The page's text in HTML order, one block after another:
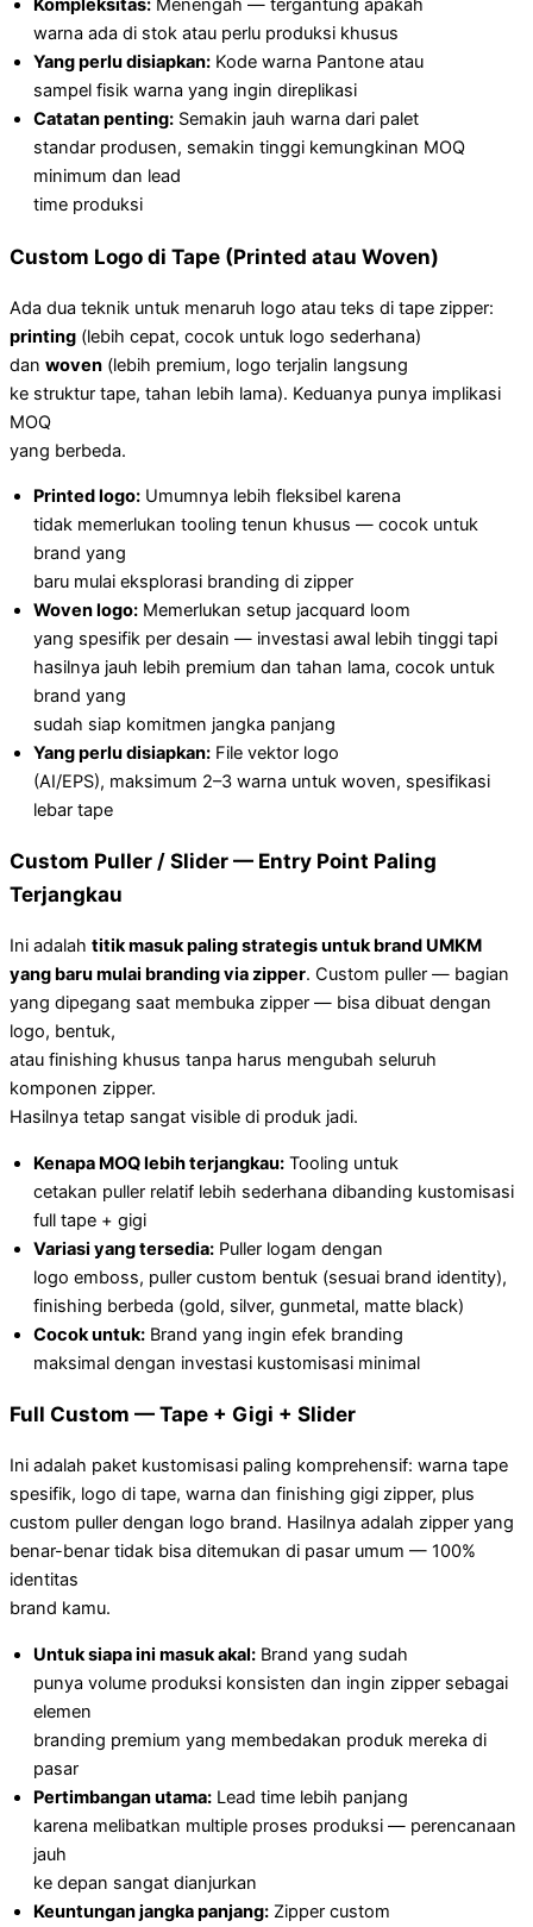
Kompleksitas: Menengah — tergantung apakah
warna ada di stok atau perlu produksi khusus
Yang perlu disiapkan: Kode warna Pantone atau
sampel fisik warna yang ingin direplikasi
Catatan penting: Semakin jauh warna dari palet
standar produsen, semakin tinggi kemungkinan MOQ
minimum dan lead
time produksi
Custom Logo di Tape (Printed atau Woven)
Ada dua teknik untuk menaruh logo atau teks di tape zipper:
printing (lebih cepat, cocok untuk logo sederhana)
dan woven (lebih premium, logo terjalin langsung
ke struktur tape, tahan lebih lama). Keduanya punya implikasi
MOQ
yang berbeda.
Printed logo: Umumnya lebih fleksibel karena
tidak memerlukan tooling tenun khusus — cocok untuk
brand yang
baru mulai eksplorasi branding di zipper
Woven logo: Memerlukan setup jacquard loom
yang spesifik per desain — investasi awal lebih tinggi tapi
hasilnya jauh lebih premium dan tahan lama, cocok untuk
brand yang
sudah siap komitmen jangka panjang
Yang perlu disiapkan: File vektor logo
(AI/EPS), maksimum 2–3 warna untuk woven, spesifikasi
lebar tape
Custom Puller / Slider — Entry Point Paling
Terjangkau
Ini adalah titik masuk paling strategis untuk brand UMKM
yang baru mulai branding via zipper. Custom puller — bagian
yang dipegang saat membuka zipper — bisa dibuat dengan
logo, bentuk,
atau finishing khusus tanpa harus mengubah seluruh
komponen zipper.
Hasilnya tetap sangat visible di produk jadi.
Kenapa MOQ lebih terjangkau: Tooling untuk
cetakan puller relatif lebih sederhana dibanding kustomisasi
full tape + gigi
Variasi yang tersedia: Puller logam dengan
logo emboss, puller custom bentuk (sesuai brand identity),
finishing berbeda (gold, silver, gunmetal, matte black)
Cocok untuk: Brand yang ingin efek branding
maksimal dengan investasi kustomisasi minimal
Full Custom — Tape + Gigi + Slider
Ini adalah paket kustomisasi paling komprehensif: warna tape
spesifik, logo di tape, warna dan finishing gigi zipper, plus
custom puller dengan logo brand. Hasilnya adalah zipper yang
benar-benar tidak bisa ditemukan di pasar umum — 100%
identitas
brand kamu.
Untuk siapa ini masuk akal: Brand yang sudah
punya volume produksi konsisten dan ingin zipper sebagai
elemen
branding premium yang membedakan produk mereka di
pasar
Pertimbangan utama: Lead time lebih panjang
karena melibatkan multiple proses produksi — perencanaan
jauh
ke depan sangat dianjurkan
Keuntungan jangka panjang: Zipper custom